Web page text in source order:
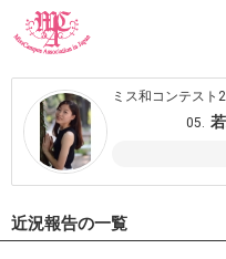
ミス和コンテスト
05.
近況報告の一覧